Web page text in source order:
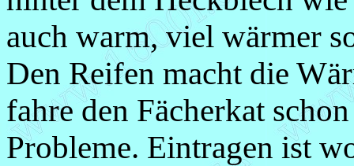
auch warm, viel wärmer
Den Reifen macht die
fahre den Fächerkat
Probleme. Eintragen ist